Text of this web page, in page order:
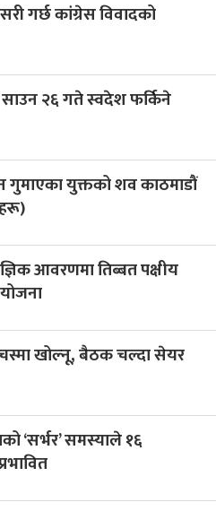
गर्छ कांग्रेस विवादको
२६ गते स्वदेश फर्किने
गुमाएका युक्तको शव काठमाडौं
आवरणमा तिब्बत पक्षीय
खोल्नू, बैठक चल्दा सेयर
‘सर्भर’ समस्याले १६